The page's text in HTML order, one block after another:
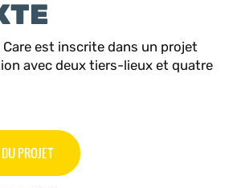
Care est inscrite dans un projet
avec deux tiers-lieux et quatre
PROJET